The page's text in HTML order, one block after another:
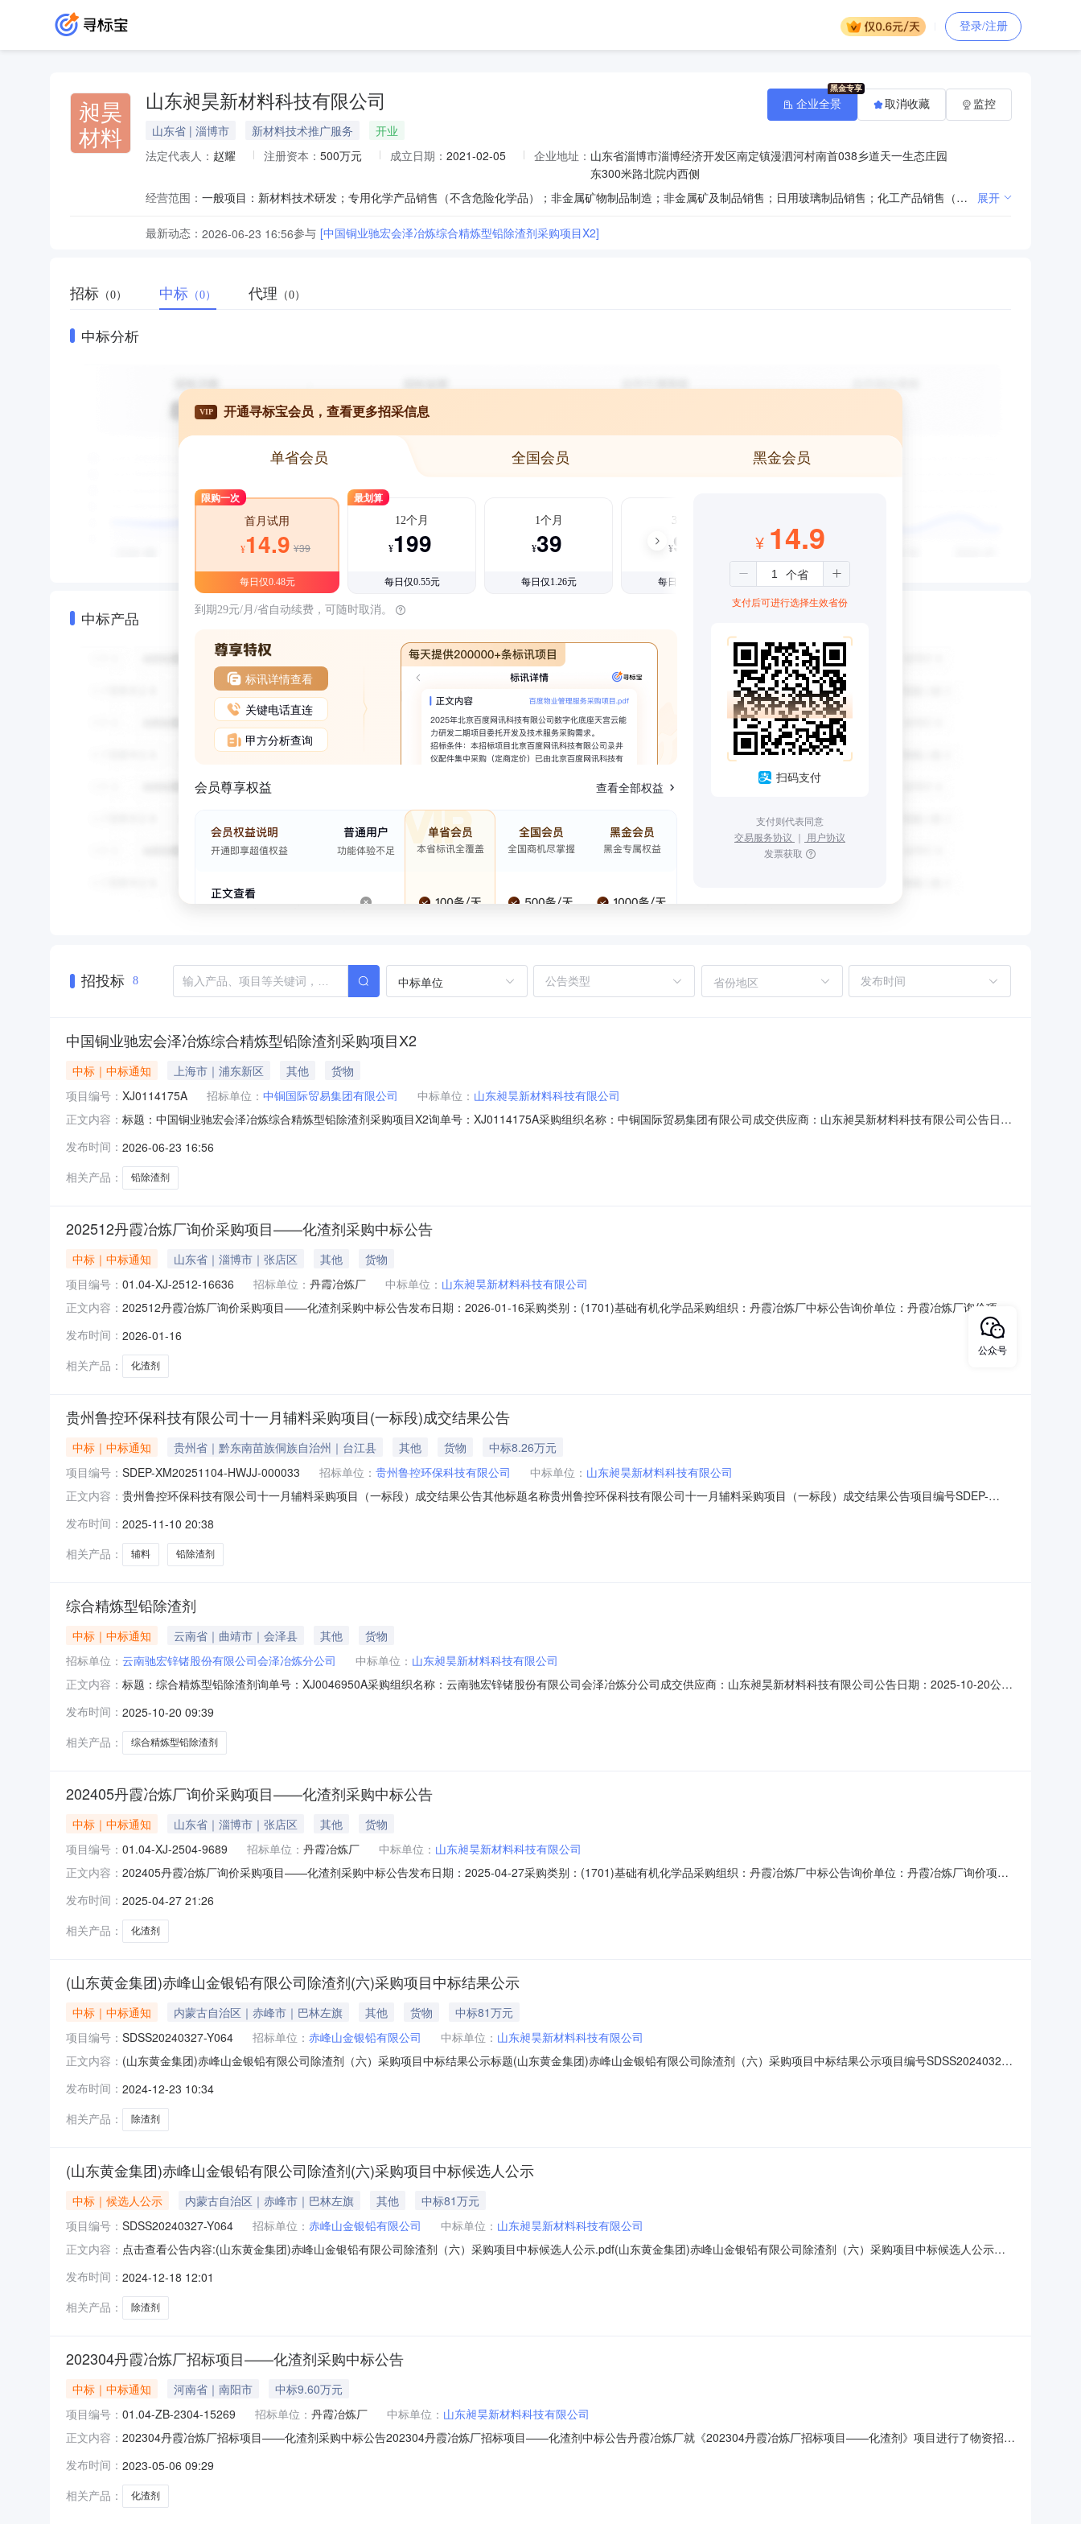
登录/注册
昶昊
材料
山东昶昊新材料科技有限公司
山东省 | 淄博市 新材料技术推广服务
开业
法定代表人： 赵耀 注册资本： 500万元 成立日期： 2021-02-05 企业地址： 山东省淄博市淄博经济开发区南定镇漫泗河村南首038乡道天一生态庄园
东300米路北院内西侧
经营范围：
一般项目：新材料技术研发；专用化学产品销售（不含危险化学品）；非金属矿物制品制造；非金属矿及制品销售；日用玻璃制品销售；化工产品销售（不含许可类化工产品）；纤维素纤维原料及纤维制造；合成纤维销售（除依法须经批准的项目外，凭营业执照依法自主开展经营活动） 展开
最新动态： 2026-06-23 16:56参与 [中国铜业驰宏会泽冶炼综合精炼型铅除渣剂采购项目X2]
企业全景 取消收藏 监控
招标 （0） 中标 （0） 代理 （0）
中标分析
中标产品
VIP 开通寻标宝会员，查看更多招采信息
单省会员 全国会员 黑金会员
限购一次
首月试用
¥14.9 ¥39
每日仅0.48元
最划算
12个月
¥199
每日仅0.55元
1个月
¥39
每日仅1.26元
3个月
¥99
每日仅1.08元
到期29元/月/省自动续费，可随时取消。
标讯详情查看
关键电话直连
甲方分析查询
会员尊享权益 查看全部权益
¥ 14.9
支付后可进行选择生效省份
扫码支付
支付则代表同意
交易服务协议 ｜ 用户协议
发票获取
招投标 8 中标单位 省份地区
中国铜业驰宏会泽冶炼综合精炼型铅除渣剂采购项目X2
中标｜中标通知 上海市｜浦东新区 其他
货物
项目编号： XJ0114175A 招标单位： 中铜国际贸易集团有限公司 中标单位： 山东昶昊新材料科技有限公司
正文内容： 标题：中国铜业驰宏会泽冶炼综合精炼型铅除渣剂采购项目X2询单号：XJ0114175A采购组织名称：中铜国际贸易集团有限公司成交供应商：山东昶昊新材料科技有限公司公告日
发布时间： 2026-06-23 16:56
相关产品：
铅除渣剂
202512丹霞冶炼厂询价采购项目——化渣剂采购中标公告
中标｜中标通知 山东省｜淄博市｜张店区 其他
货物
项目编号： 01.04-XJ-2512-16636 招标单位： 丹霞冶炼厂 中标单位： 山东昶昊新材料科技有限公司
正文内容： 202512丹霞冶炼厂询价采购项目——化渣剂采购中标公告发布日期：2026-01-16采购类别：(1701)基础有机化学品采购组织：丹霞冶炼厂中标公告询价单位：丹霞冶炼厂询价项目
名称：202512丹霞冶炼厂询价采购项目——化渣剂询价项目编号：01.04-XJ-2512-16636询价开标时间：2026-01-1212:00中标单位：山东昶昊新材料科技有限公司标的编码标的名
称规格型号计量单位数量0386980化渣剂专用吨45附件：
发布时间： 2026-01-16
相关产品：
化渣剂
贵州鲁控环保科技有限公司十一月辅料采购项目(一标段)成交结果公告
中标｜中标通知 贵州省｜黔东南苗族侗族自治州｜台江县 其他 货物
中标8.26万元
项目编号： SDEP-XM20251104-HWJJ-000033 招标单位： 贵州鲁控环保科技有限公司 中标单位： 山东昶昊新材料科技有限公司
正文内容： 贵州鲁控环保科技有限公司十一月辅料采购项目（一标段）成交结果公告其他标题名称贵州鲁控环保科技有限公司十一月辅料采购项目（一标段）成交结果公告项目编号SDEP-
XM20251104-HWJJ-000033公示开始时间：2025年11月10日公示截止时间：2025年11月12日一、项目名称：贵州鲁控环保科技有限公司十一月辅料采购项
发布时间： 2025-11-10 20:38
相关产品：
辅料 铅除渣剂
综合精炼型铅除渣剂
中标｜中标通知 云南省｜曲靖市｜会泽县 其他
货物
招标单位： 云南驰宏锌锗股份有限公司会泽冶炼分公司 中标单位： 山东昶昊新材料科技有限公司
正文内容： 标题：综合精炼型铅除渣剂询单号：XJ0046950A采购组织名称：云南驰宏锌锗股份有限公司会泽冶炼分公司成交供应商：山东昶昊新材料科技有限公司公告日期：2025-10-20公告
发布时间： 2025-10-20 09:39
相关产品：
综合精炼型铅除渣剂
202405丹霞冶炼厂询价采购项目——化渣剂采购中标公告
中标｜中标通知 山东省｜淄博市｜张店区 其他
货物
项目编号： 01.04-XJ-2504-9689 招标单位： 丹霞冶炼厂 中标单位： 山东昶昊新材料科技有限公司
正文内容： 202405丹霞冶炼厂询价采购项目——化渣剂采购中标公告发布日期：2025-04-27采购类别：(1701)基础有机化学品采购组织：丹霞冶炼厂中标公告询价单位：丹霞冶炼厂询价项目
称规格型号计量单位数量0386980化渣剂专用吨60附件：
发布时间： 2025-04-27 21:26
相关产品：
化渣剂
(山东黄金集团)赤峰山金银铅有限公司除渣剂(六)采购项目中标结果公示
中标｜中标通知 内蒙古自治区｜赤峰市｜巴林左旗 其他 货物
中标81万元
项目编号： SDSS20240327-Y064 招标单位： 赤峰山金银铅有限公司 中标单位： 山东昶昊新材料科技有限公司
正文内容： (山东黄金集团)赤峰山金银铅有限公司除渣剂（六）采购项目中标结果公示标题(山东黄金集团)赤峰山金银铅有限公司除渣剂（六）采购项目中标结果公示项目编号SDSS20240327-
期：2024-12-10四、评审结果：序号成交供应商标段名称成交金额1山东昶昊新材料科技有限公司赤峰山金银铅有限公司除渣剂（六）采购81万元五、联系方式
发布时间： 2024-12-23 10:34
相关产品：
除渣剂
(山东黄金集团)赤峰山金银铅有限公司除渣剂(六)采购项目中标候选人公示
中标｜候选人公示 内蒙古自治区｜赤峰市｜巴林左旗 其他
中标81万元
项目编号： SDSS20240327-Y064 招标单位： 赤峰山金银铅有限公司 中标单位： 山东昶昊新材料科技有限公司
正文内容： 点击查看公告内容:(山东黄金集团)赤峰山金银铅有限公司除渣剂（六）采购项目中标候选人公示.pdf(山东黄金集团)赤峰山金银铅有限公司除渣剂（六）采购项目中标候选人公示
名：山东昶昊新材料科技有限公司，投标报价：81万元，质量：符合招标文件要求。交货期：合同生效后分批送货，每批次自收到招标人送货通知之日起10日内送至招标人指定地
点，
发布时间： 2024-12-18 12:01
相关产品：
除渣剂
202304丹霞冶炼厂招标项目——化渣剂采购中标公告
中标｜中标通知 河南省｜南阳市
中标9.60万元
项目编号： 01.04-ZB-2304-15269 招标单位： 丹霞冶炼厂 中标单位： 山东昶昊新材料科技有限公司
正文内容： 202304丹霞冶炼厂招标项目——化渣剂采购中标公告202304丹霞冶炼厂招标项目——化渣剂中标公告丹霞冶炼厂就《202304丹霞冶炼厂招标项目——化渣剂》项目进行了物资招
喜您成为本次项目的合作商，确认与贵司合作的物料及价格如上表所示，具体数量请与采购经理沟通确认，请尽快签订合同，及时供货。丹霞冶炼厂附件：
发布时间： 2023-05-06 09:29
相关产品：
化渣剂
公众号